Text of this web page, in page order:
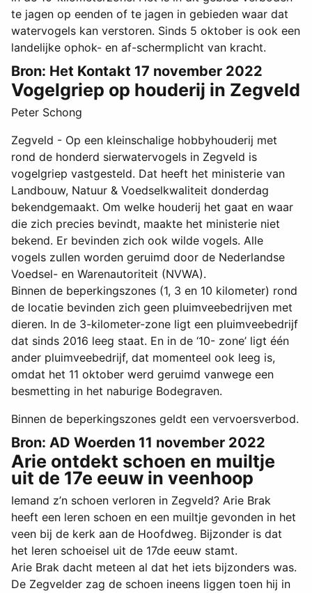
te jagen op eenden of te jagen in gebieden waar dat
watervogels kan verstoren. Sinds 5 oktober is ook een
landelijke ophok- en af-schermplicht van kracht.
Bron: Het Kontakt 17 november 2022
Vogelgriep op houderij in Zegveld
Peter Schong
Zegveld - Op een kleinschalige hobbyhouderij met
rond de honderd sierwatervogels in Zegveld is
vogelgriep vastgesteld. Dat heeft het ministerie van
Landbouw, Natuur & Voedselkwaliteit donderdag
bekendgemaakt. Om welke houderij het gaat en waar
die zich precies bevindt, maakte het ministerie niet
bekend. Er bevinden zich ook wilde vogels. Alle
vogels zullen worden geruimd door de Nederlandse
Voedsel- en Warenautoriteit (NVWA).
Binnen de beperkingszones (1, 3 en 10 kilometer) rond
de locatie bevinden zich geen pluimveebedrijven met
dieren. In de 3-kilometer-zone ligt een pluimveebedrijf
dat sinds 2016 leeg staat. En in de ‘10- zone’ ligt één
ander pluimveebedrijf, dat momenteel ook leeg is,
omdat het 11 oktober werd geruimd vanwege een
besmetting in het naburige Bodegraven.
Binnen de beperkingszones geldt een vervoersverbod.
Bron: AD Woerden 11 november 2022
Arie ontdekt schoen en muiltje
uit de 17e eeuw in veenhoop
Iemand z’n schoen verloren in Zegveld? Arie Brak
heeft een leren schoen en een muiltje gevonden in het
veen bij de kerk aan de Hoofdweg. Bijzonder is dat
het leren schoeisel uit de 17de eeuw stamt.
Arie Brak dacht meteen al dat het iets bijzonders was.
De Zegvelder zag de schoen ineens liggen toen hij in